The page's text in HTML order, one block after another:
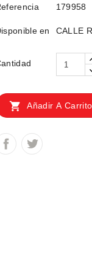
179958
en CALLE
 Añadir A Carrito